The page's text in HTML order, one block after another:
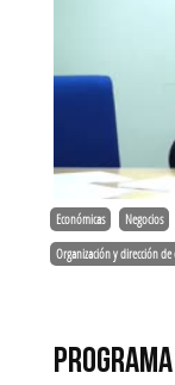
Económicas Negocios
Organización y dirección de